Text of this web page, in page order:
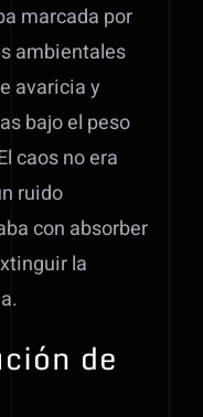
marcada por
ambientales
avaricia y
bajo el peso
caos no era
ruido
con absorber
la
de